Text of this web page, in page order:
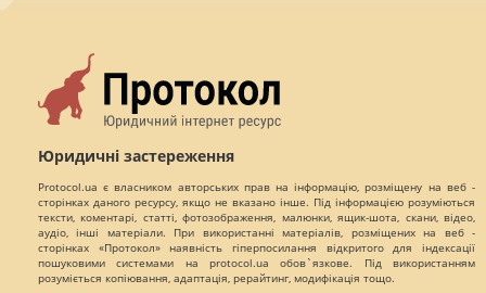
Юридичні застереження
Protocol.ua є власником авторських прав на інформацію, розміщену на веб -
сторінках даного ресурсу, якщо не вказано інше. Під інформацією розуміються
тексти, коментарі, статті, фотозображення, малюнки, ящик-шота, скани, відео,
аудіо, інші матеріали. При використанні матеріалів, розміщених на веб -
сторінках «Протокол» наявність гіперпосилання відкритого для індексації
пошуковими системами на protocol.ua обов`язкове. Під використанням
розуміється копіювання, адаптація, рерайтинг, модифікація тощо.